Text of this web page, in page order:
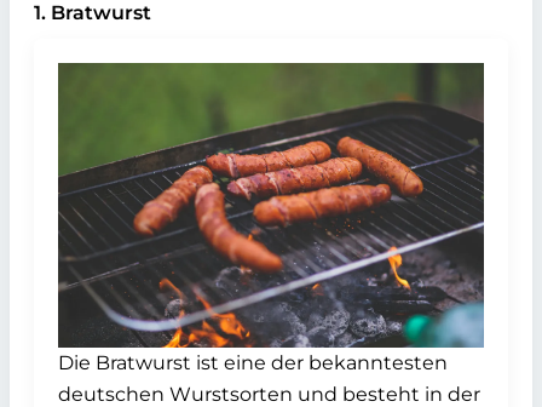
1. Bratwurst
Die Bratwurst ist eine der bekanntesten
deutschen Wurstsorten und besteht in der